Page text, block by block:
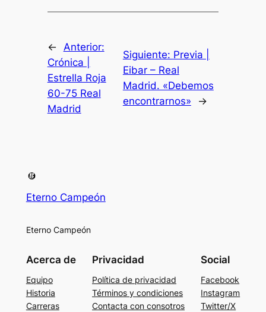
← Anterior:
Crónica |
Estrella Roja
60-75 Real
Madrid
Siguiente: Previa |
Eibar – Real
Madrid. «Debemos
encontrarnos»
→
Eterno Campeón
Eterno Campeón
Acerca de
Equipo
Historia
Carreras
Privacidad
Política de privacidad
Términos y condiciones
Contacta con consotros
Social
Facebook
Instagram
Twitter/X